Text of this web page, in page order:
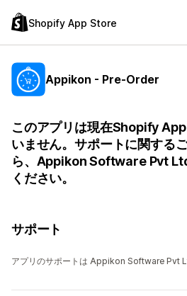
Shopify App Store
Appikon - Pre-Order
このアプリは現在Shopify
いません。サポートに関する
ら、Appikon Software Pvt
ください。
サポート
アプリのサポートは Appikon Software Pvt